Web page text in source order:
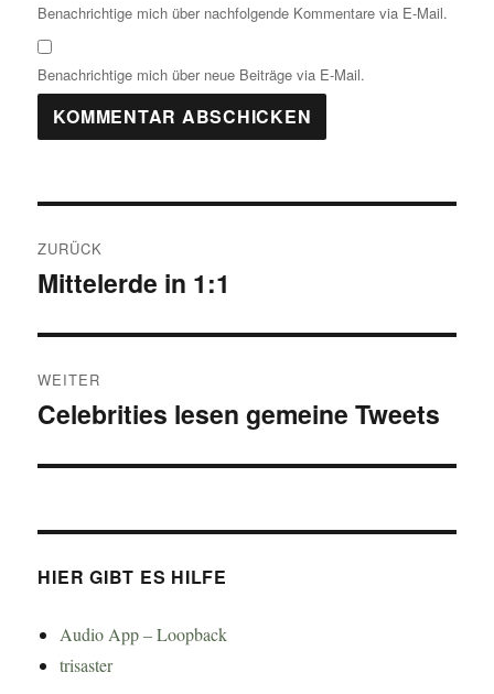
Benachrichtige mich über nachfolgende Kommentare via E-Mail.
Benachrichtige mich über neue Beiträge via E-Mail.
ZURÜCK
Vorheriger
Mittelerde in 1:1
WEITER
Nächster
Celebrities lesen gemeine Tweets
HIER GIBT ES HILFE
Audio App – Loopback
trisaster